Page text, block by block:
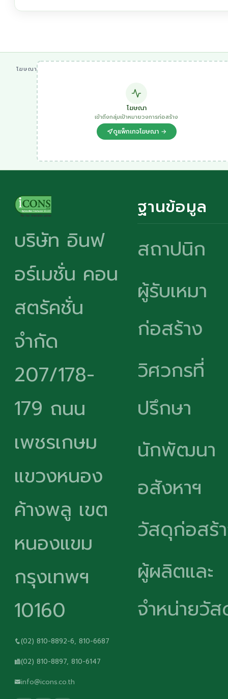
โฆษณา
โฆษณา
เข้าถึงกลุ่มเป้าหมายวงการก่อสร้าง
ดูแพ็กเกจโฆษณา →
บริษัท อินฟ
อร์เมชั่น คอน
สตรัคชั่น
จำกัด
207/178-
179 ถนน
เพชรเกษม
แขวงหนอง
ค้างพลู เขต
หนองแขม
กรุงเทพฯ
10160
(02) 810-8892-6, 810-6687
(02) 810-8897, 810-6147
info@icons.co.th
ฐานข้อมูล
สถาปนิก
ผู้รับเหมา
ก่อสร้าง
วิศวกรที่
ปรึกษา
นักพัฒนา
อสังหาฯ
วัสดุก่อสร้
ผู้ผลิตและ
จำหน่ายวั